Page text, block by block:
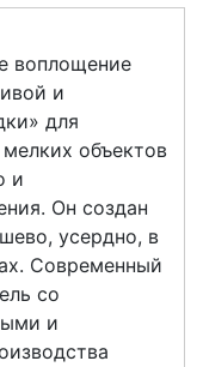
воплощение
и
для
объектов
и
Он создан
усердно, в
Современный
со
и